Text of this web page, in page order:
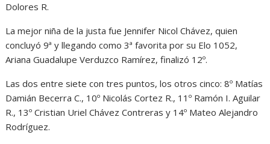
Dolores R.
La mejor niña de la justa fue Jennifer Nicol Chávez, quien
concluyó 9ª y llegando como 3ª favorita por su Elo 1052,
Ariana Guadalupe Verduzco Ramírez, finalizó 12º.
Las dos entre siete con tres puntos, los otros cinco: 8º Matías
Damián Becerra C., 10º Nicolás Cortez R., 11º Ramón I. Aguilar
R., 13º Cristian Uriel Chávez Contreras y 14º Mateo Alejandro
Rodríguez.